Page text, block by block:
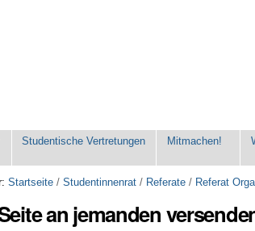
Studentische Vertretungen Mitmachen!
Startseite /Studentinnenrat / Referate / Referat
an jemanden